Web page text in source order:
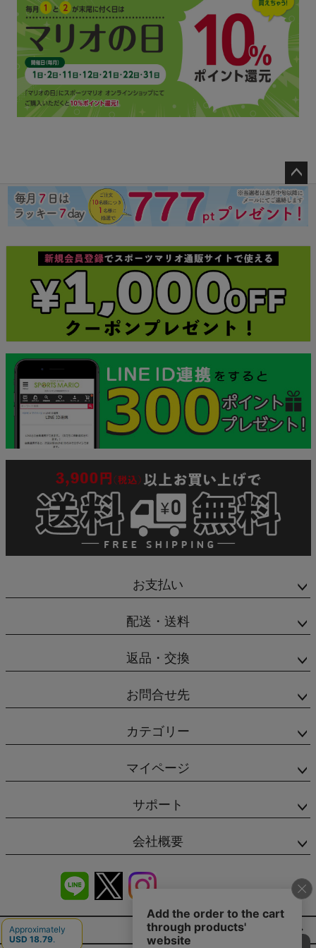
ペー
ジト
ップ
お支払い
配送・送料
返品・交換
お問合せ先
カテゴリー
マイページ
サポート
会社概要
商品レビュー